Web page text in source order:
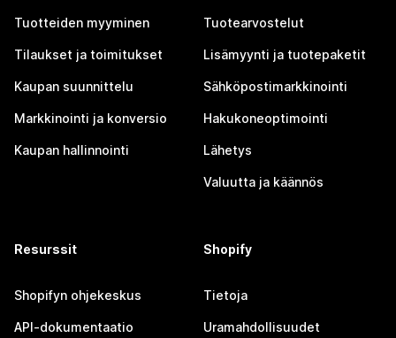
Tuotteiden myyminen
Tilaukset ja toimitukset
Kaupan suunnittelu
Markkinointi ja konversio
Kaupan hallinnointi
Tuotearvostelut
Lisämyynti ja tuotepaketit
Sähköpostimarkkinointi
Hakukoneoptimointi
Lähetys
Valuutta ja käännös
Resurssit
Shopifyn ohjekeskus
API-dokumentaatio
Shopify
Tietoja
Uramahdollisuudet